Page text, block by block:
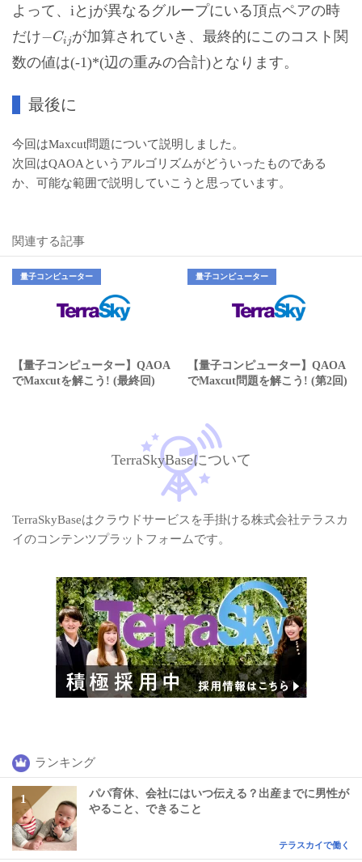
よって、iとjが異なるグループにいる頂点ペアの時
だけ−Cij
Ci が加算されていき、最終的にこのコスト関
数の値は(-1)*(辺の重みの合計)となります。
最後に
今回はMaxcut問題について説明しました。
次回はQAOAというアルゴリズムがどういったものである
か、可能な範囲で説明していこうと思っています。
関連する記事
量子コンピューター
【量子コンピューター】QAOA
でMaxcutを解こう! (最終回)
量子コンピューター
【量子コンピューター】QAOA
でMaxcut問題を解こう! (第2回)
TerraSkyBaseについて
TerraSkyBaseはクラウドサービスを手掛ける株式会社テラスカ
イのコンテンツプラットフォームです。
ランキング
パパ育休、会社にはいつ伝える？出産までに男性が
やること、できること
テラスカイで働く